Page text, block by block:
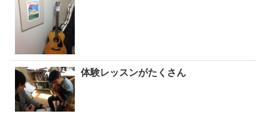
体験レッスンがたくさん